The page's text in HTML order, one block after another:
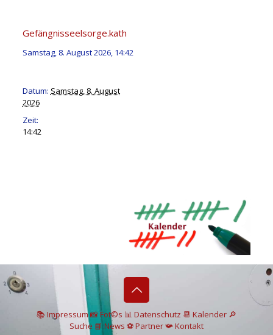
Gefängnisseelsorge.kath
Samstag, 8. August 2026, 14:42
Datum: Samstag, 8. August
2026
Zeit:
14:42
📚 Impressum📸Fot©s 📊 Datenschutz 📆 Kalender 🔎
Suche 📘 News ⚽Partner📯Kontakt